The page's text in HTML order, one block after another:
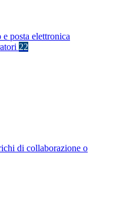
e posta elettronica
22
di collaborazione o